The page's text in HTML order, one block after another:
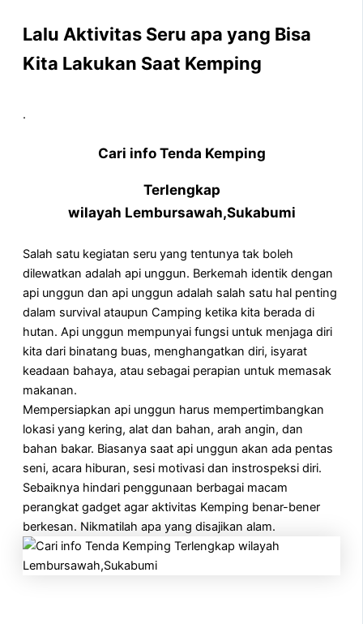
Lalu Aktivitas Seru apa yang Bisa
Kita Lakukan Saat Kemping
.
Cari info Tenda Kemping
Terlengkap
wilayah Lembursawah,Sukabumi
Salah satu kegiatan seru yang tentunya tak boleh
dilewatkan adalah api unggun. Berkemah identik dengan
api unggun dan api unggun adalah salah satu hal penting
dalam survival ataupun Camping ketika kita berada di
hutan. Api unggun mempunyai fungsi untuk menjaga diri
kita dari binatang buas, menghangatkan diri, isyarat
keadaan bahaya, atau sebagai perapian untuk memasak
makanan.
Mempersiapkan api unggun harus mempertimbangkan
lokasi yang kering, alat dan bahan, arah angin, dan
bahan bakar. Biasanya saat api unggun akan ada pentas
seni, acara hiburan, sesi motivasi dan instrospeksi diri.
Sebaiknya hindari penggunaan berbagai macam
perangkat gadget agar aktivitas Kemping benar-bener
berkesan. Nikmatilah apa yang disajikan alam.